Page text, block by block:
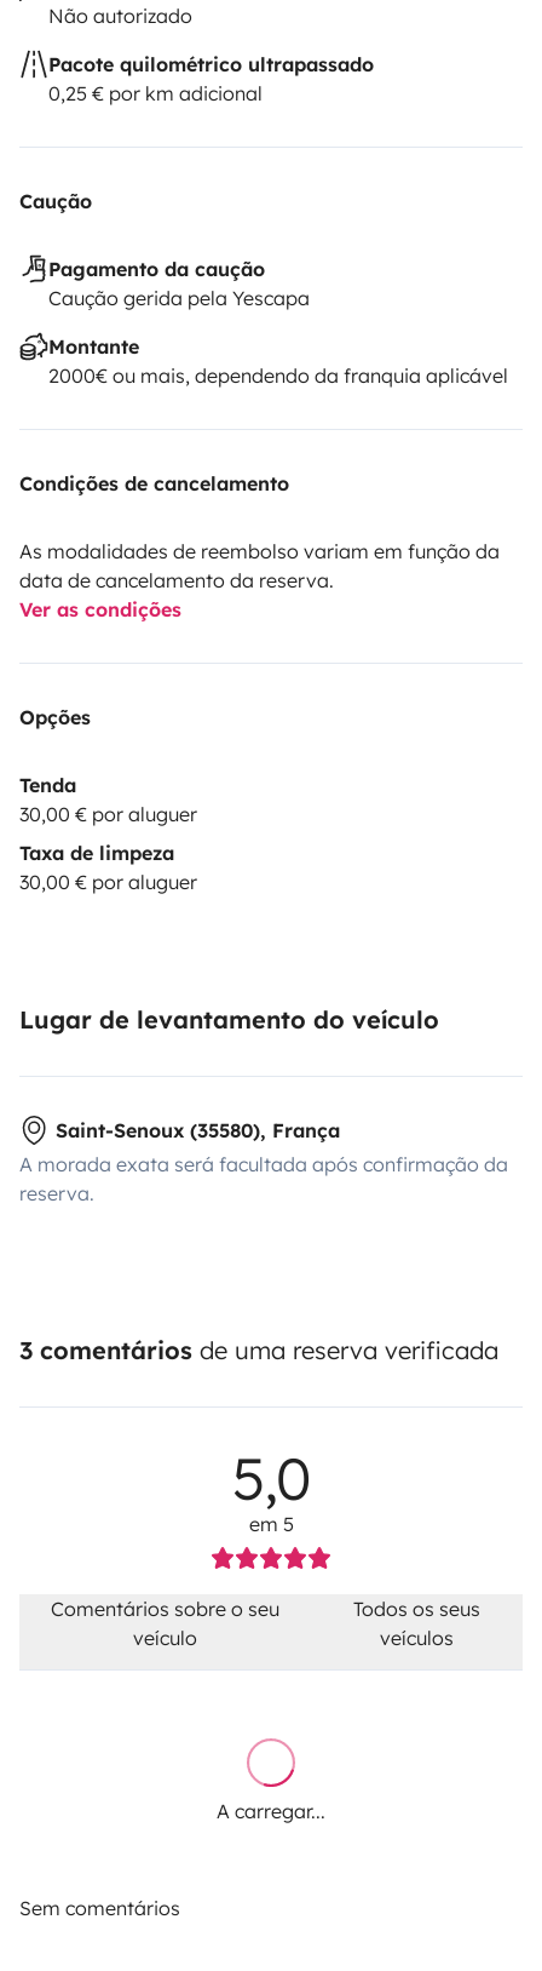
Não autorizado
Pacote quilométrico ultrapassado
0,25 € por km adicional
Caução
Pagamento da caução
Caução gerida pela Yescapa
Montante
2000€ ou mais, dependendo da franquia aplicável
Condições de cancelamento
As modalidades de reembolso variam em função da
data de cancelamento da reserva.
Ver as condições
Opções
Tenda
30,00 € por aluguer
Taxa de limpeza
30,00 € por aluguer
Lugar de levantamento do veículo
Saint-Senoux (35580), França
A morada exata será facultada após confirmação da
reserva.
3 comentários de uma reserva verificada
5,0
em 5
Comentários sobre o seu
veículo
Todos os seus
veículos
A carregar...
Sem comentários